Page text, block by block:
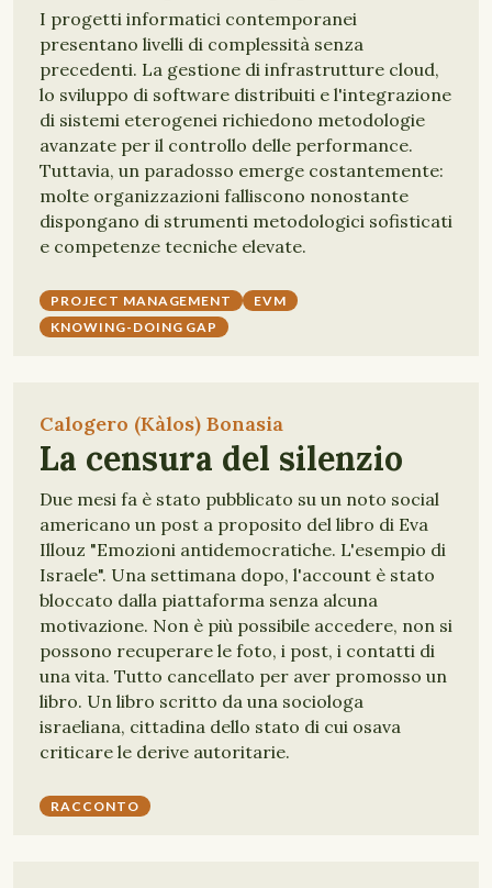
I progetti informatici contemporanei
presentano livelli di complessità senza
precedenti. La gestione di infrastrutture cloud,
lo sviluppo di software distribuiti e l'integrazione
di sistemi eterogenei richiedono metodologie
avanzate per il controllo delle performance.
Tuttavia, un paradosso emerge costantemente:
molte organizzazioni falliscono nonostante
dispongano di strumenti metodologici sofisticati
e competenze tecniche elevate.
PROJECT MANAGEMENT
EVM
KNOWING-DOING GAP
Calogero (Kàlos) Bonasia
La censura del silenzio
Due mesi fa è stato pubblicato su un noto social
americano un post a proposito del libro di Eva
Illouz "Emozioni antidemocratiche. L'esempio di
Israele". Una settimana dopo, l'account è stato
bloccato dalla piattaforma senza alcuna
motivazione. Non è più possibile accedere, non si
possono recuperare le foto, i post, i contatti di
una vita. Tutto cancellato per aver promosso un
libro. Un libro scritto da una sociologa
israeliana, cittadina dello stato di cui osava
criticare le derive autoritarie.
RACCONTO